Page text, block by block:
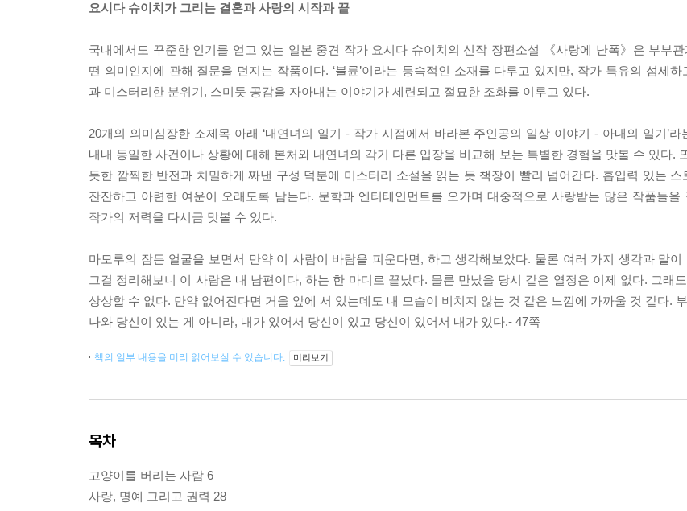
요시다 슈이치가 그리는 결혼과 사랑의 시작과 끝
국내에서도 꾸준한 인기를 얻고 있는 일본 중견 작가 요시다 슈이치의 신작 장편소설 《사랑에 난폭》은 부부
떤 의미인지에 관해 질문을 던지는 작품이다. ‘불륜’이라는 통속적인 소재를 다루고 있지만, 작가 특유의 섬세
과 미스터리한 분위기, 스미듯 공감을 자아내는 이야기가 세련되고 절묘한 조화를 이루고 있다.
20개의 의미심장한 소제목 아래 ‘내연녀의 일기 - 작가 시점에서 바라본 주인공의 일상 이야기 - 아내의 일기’
내내 동일한 사건이나 상황에 대해 본처와 내연녀의 각기 다른 입장을 비교해 보는 특별한 경험을 맛볼 수 있다.
듯한 깜찍한 반전과 치밀하게 짜낸 구성 덕분에 미스터리 소설을 읽는 듯 책장이 빨리 넘어간다. 흡입력 있는
잔잔하고 아련한 여운이 오래도록 남는다. 문학과 엔터테인먼트를 오가며 대중적으로 사랑받는 많은 작품들
작가의 저력을 다시금 맛볼 수 있다.
마모루의 잠든 얼굴을 보면서 만약 이 사람이 바람을 피운다면, 하고 생각해보았다. 물론 여러 가지 생각과 말
그걸 정리해보니 이 사람은 내 남편이다, 하는 한 마디로 끝났다. 물론 만났을 당시 같은 열정은 이제 없다. 그래
상상할 수 없다. 만약 없어진다면 거울 앞에 서 있는데도 내 모습이 비치지 않는 것 같은 느낌에 가까울 것 같다.
나와 당신이 있는 게 아니라, 내가 있어서 당신이 있고 당신이 있어서 내가 있다.- 47쪽
책의 일부 내용을 미리 읽어보실 수 있습니다. 미리보기
목차
고양이를 버리는 사람 6
사랑, 명예 그리고 권력 28